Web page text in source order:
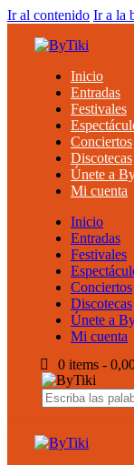
Ir al contenido Ir a la
Inicio
Entradas
Festivales
Conciertos
Discotecas
Únete a
Mi cuenta
Inicio
Entradas
Festivales
Conciertos
Discotecas
Únete a
Mi cuenta
0 items -